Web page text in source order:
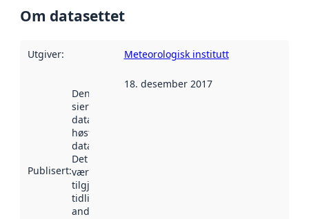
Om datasettet
Utgiver: Meteorologisk institutt
Publisert:
Denne datoen
sier når
datasettet ble
høstet av
data.norge.no.
Det kan ha
vært
tilgjengelig
tidligere
andre steder.
18. desember 2017